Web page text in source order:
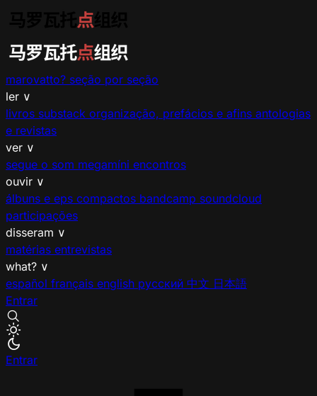
marovatto? seção por seção
ler ∨
livros substack organização, prefácios e afins antologias
e revistas
ver ∨
segue o som megamíni encontros
ouvir ∨
álbuns e eps compactos bandcamp soundcloud
participações
disseram ∨
matérias entrevistas
what? ∨
español français english русский 中文 日本語
Entrar
Entrar